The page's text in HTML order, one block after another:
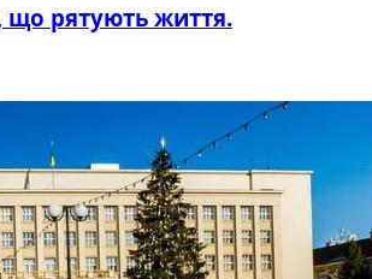
що рятують життя.